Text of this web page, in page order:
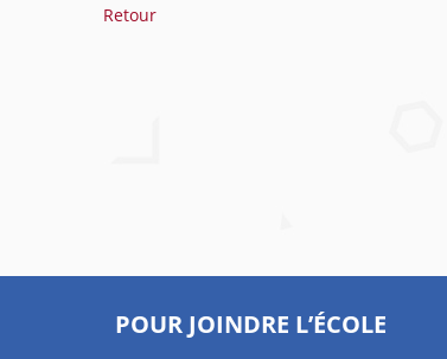
Retour
POUR JOINDRE L’ÉCOLE